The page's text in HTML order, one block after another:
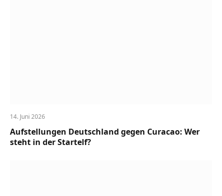
14. Juni 2026
Aufstellungen Deutschland gegen Curacao: Wer
steht in der Startelf?